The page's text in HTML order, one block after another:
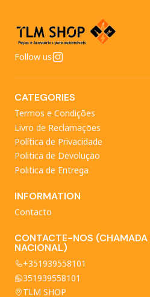
Follow us
CATEGORIES
Termos e Condições
Livro de Reclamações
Política de Privacidade
Politica de Devolução
Politica de Entrega
INFORMATION
Contacto
CONTACTE-NOS (CHAMADA
NACIONAL)
+351939558101
351939558101
TLM SHOP